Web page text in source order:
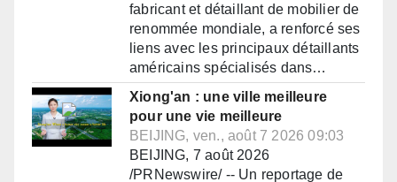
fabricant et détaillant de mobilier de
renommée mondiale, a renforcé ses
liens avec les principaux détaillants
américains spécialisés dans…
Xiong'an : une ville meilleure
pour une vie meilleure
BEIJING, ven., août 7 2026 09:03
BEIJING, 7 août 2026
/PRNewswire/ -- Un reportage de